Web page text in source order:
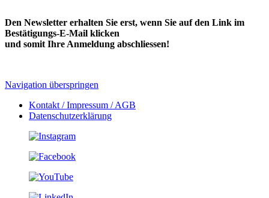
Den Newsletter erhalten Sie erst, wenn Sie auf den Link im
Bestätigungs-E-Mail klicken
und somit Ihre Anmeldung abschliessen!
Navigation überspringen
Kontakt / Impressum / AGB
Datenschutzerklärung